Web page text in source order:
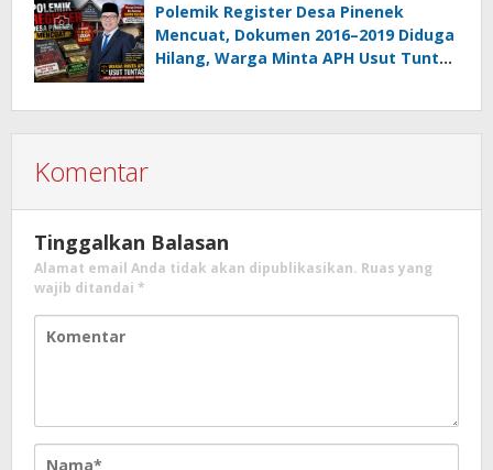
Polemik Register Desa Pinenek
Mencuat, Dokumen 2016–2019 Diduga
Hilang, Warga Minta APH Usut Tuntas
Komentar
Tinggalkan Balasan
Alamat email Anda tidak akan dipublikasikan. Ruas yang
wajib ditandai *